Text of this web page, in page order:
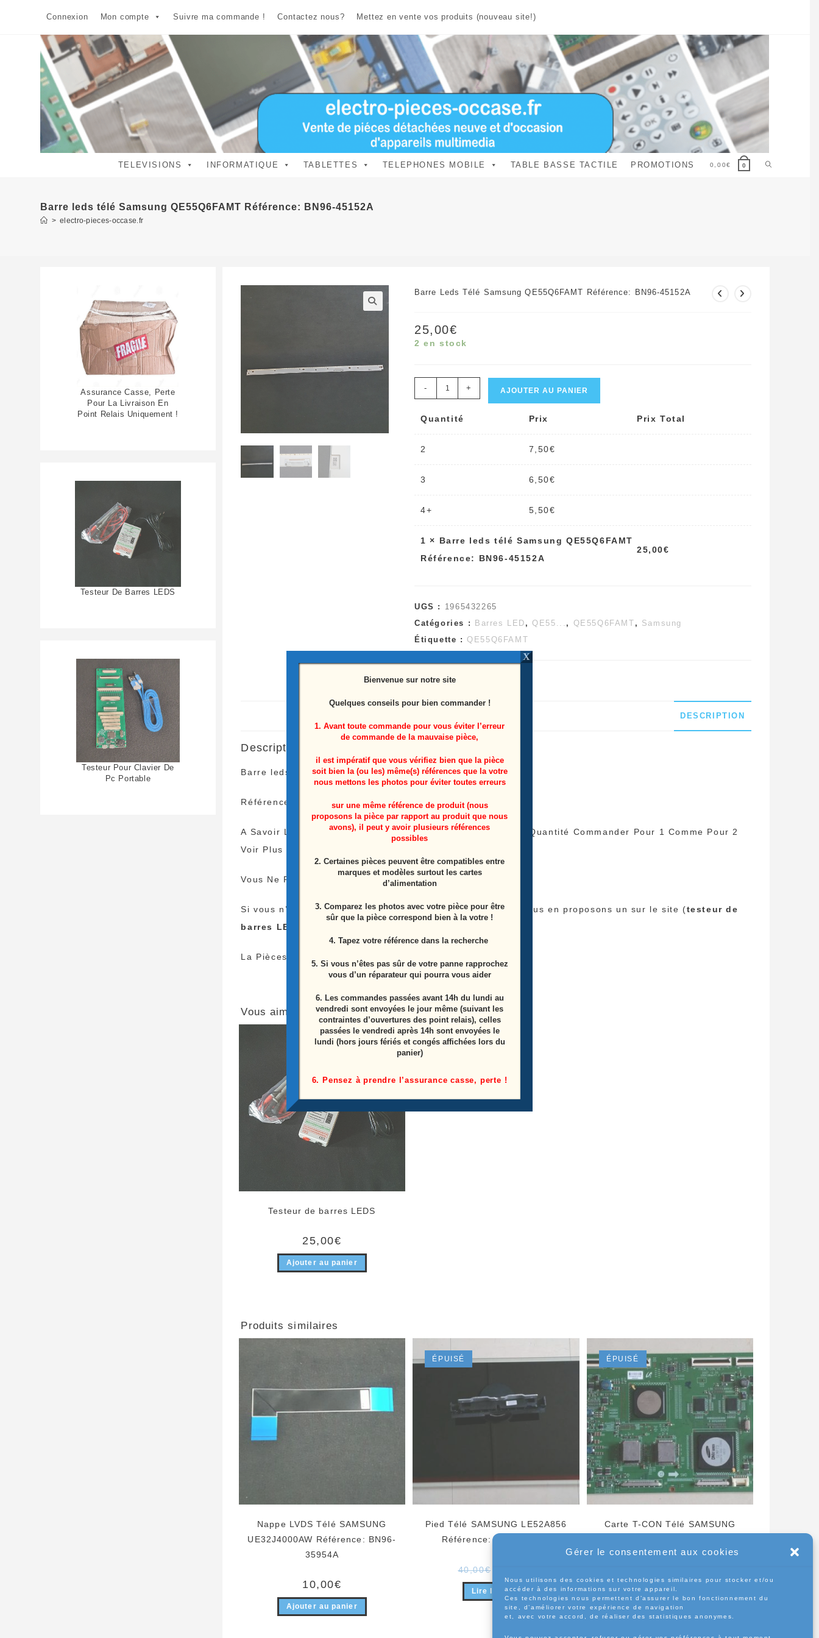
Gérer le consentement aux cookies
Nous utilisons des cookies et technologies similaires pour stocker et/ou
accéder à des informations sur votre appareil.
Ces technologies nous permettent d’assurer le bon fonctionnement du
site, d’améliorer votre expérience de navigation
et, avec votre accord, de réaliser des statistiques anonymes.
Connexion Mon compte Suivre ma commande ! Contactez nous? Mettez en vente vos produits (nouveau site!)
TELEVISIONS INFORMATIQUE TABLETTES TELEPHONES MOBILE TABLE BASSE TACTILE PROMOTIONS 0,00€ 0 Toggle
Barre leds télé Samsung QE55Q6FAMT Référence: BN96-45152A
> electro-pieces-occase.fr
Barre Leds Télé Samsung QE55Q6FAMT Référence: BN96-45152A
25,00€
2 en stock
quantité
Barre
Référence:
45152A
- + AJOUTER AU PANIER
Quantité Prix Prix Total
2 7,50€
3 6,50€
4+ 5,50€
1 × Barre leds télé Samsung QE55Q6FAMT
Référence: BN96-45152A
25,00€
UGS : 1965432265
Catégories :
Barres LED ,QE55... , QE55Q6FAMT , Samsung
Étiquette :QE55Q6FAMT
DESCRIPTION
Description
Barre leds télé SamsungQE55Q6FAMT
Référence: BN96-45152A
A Savoir Le Tarif De Livraison Est Le Même Peu Importe La Quantité Commander Pour 1 Comme Pour 2
Voir Plus
Vous Ne Payer Qu’une Fois Les Frais De Livraison !
Si vous n’avez pas l’appareil pour tester vos Barres LEDS nous en proposons un sur le site (testeur de
barres LEDS
La Pièces Proviens D’une Télé Écran Casser
Vous aimerez peut-être aussi…
Testeur de barres LEDS
25,00€
Ajouter au panier
Produits similaires
Nappe LVDS Télé SAMSUNG
UE32J4000AW Référence: BN96-
35954A
10,00€
Ajouter au panier
ÉPUISÉ
Pied Télé SAMSUNG LE52A856
Référence: BN96-0859A
40,00€
prix
initial
était :
40,00€.
prix
actuel
est :
20,00€.
Lire la suite
ÉPUISÉ
Carte T-CON Télé SAMSUNG
V0.1 230X138mm
70,00€
Lire la suite
Assurance Casse, Perte
Pour La Livraison En
Point Relais Uniquement !
Testeur De Barres LEDS
Testeur Pour Clavier De
Pc Portable
Bienvenue sur notre site
Quelques conseils pour bien commander !
1. Avant toute commande pour vous éviter l’erreur
de commande de la mauvaise pièce,
il est impératif que vous vérifiez bien que la pièce
soit bien la (ou les) même(s) références que la votre
nous mettons les photos pour éviter toutes erreurs
sur une même référence de produit (nous
proposons la pièce par rapport au produit que nous
avons), il peut y avoir plusieurs références
possibles
2. Certaines pièces peuvent être compatibles entre
marques et modèles surtout les cartes
d’alimentation
3. Comparez les photos avec votre pièce pour être
sûr que la pièce correspond bien à la votre !
4. Tapez votre référence dans la recherche
5. Si vous n’êtes pas sûr de votre panne rapprochez
vous d’un réparateur qui pourra vous aider
6. Les commandes passées avant 14h du lundi au
vendredi sont envoyées le jour même (suivant les
contraintes d’ouvertures des point relais), celles
passées le vendredi après 14h sont envoyées le
lundi (hors jours fériés et congés affichées lors du
panier)
6. Pensez à prendre l’assurance casse, perte !
X